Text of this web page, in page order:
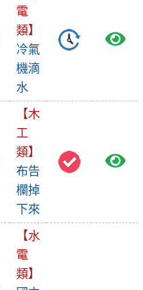
單
電
類】
冷氣
機滴
水
檢
報
單
【木
工
類】
布告
欄掉
下來
檢
報
【水
電
類】